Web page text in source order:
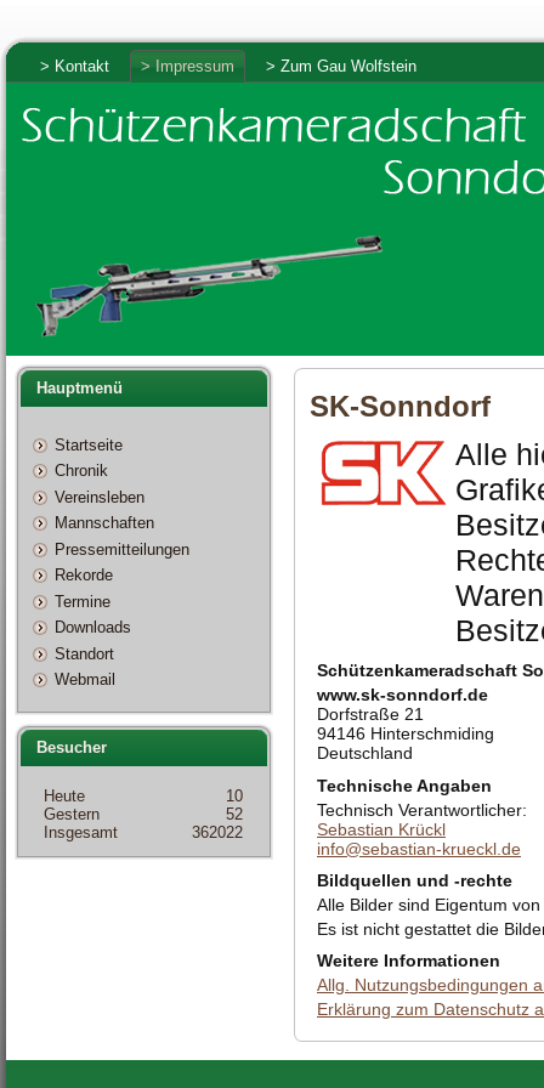
> Kontakt > Impressum > Zum Gau Wolfstein
Hauptmenü
Startseite
Chronik
Vereinsleben
Mannschaften
Pressemitteilungen
Rekorde
Termine
Downloads
Standort
Webmail
Besucher
Heute
10
Gestern
52
Insgesamt
362022
SK-Sonndorf
Alle
Schützenkameradschaft
www.sk-sonndorf.de
Dorfstraße 21
94146 Hinterschmiding
Deutschland
Technische Angaben
Technisch Verantwortlicher:
Sebastian Krückl
info@sebastian-krueckl.de
Bildquellen und -rechte
Alle Bilder sind Eigentum
Es ist nicht gestattet die
Weitere Informationen
Allg. Nutzungsbedingungen
Erklärung zum Datenschutz